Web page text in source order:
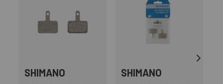
SHIMANO SHIMANO